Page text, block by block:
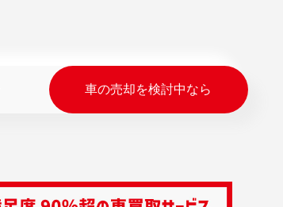
車の売却を検討中なら